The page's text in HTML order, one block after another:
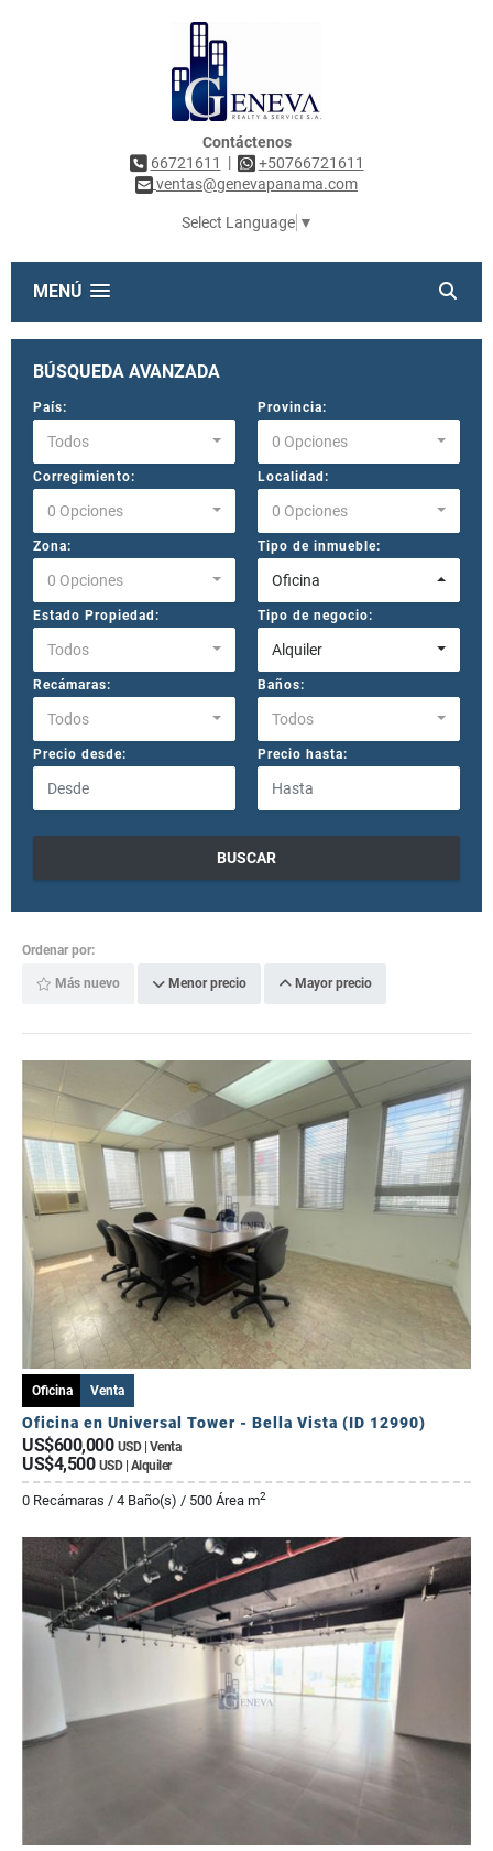
Contáctenos
66721611
|
+50766721611
ventas@genevapanama.com
Select Language ▼
MENÚ
BÚSQUEDA AVANZADA
País:
Todos
Provincia:
0 Opciones
Corregimiento:
0 Opciones
Localidad:
0 Opciones
Zona:
0 Opciones
Tipo de inmueble:
Oficina
Estado Propiedad:
Todos
Tipo de negocio:
Alquiler
Recámaras:
Todos
Baños:
Todos
Precio desde: Precio hasta:
BUSCAR
Ordenar por:
Más nuevo Menor precio Mayor precio
Oficina Venta
Oficina en Universal Tower - Bella Vista (ID 12990)
US$600,000 USD | Venta
US$4,500 USD | Alquiler
0 Recámaras / 4 Baño(s) / 500 Área m2